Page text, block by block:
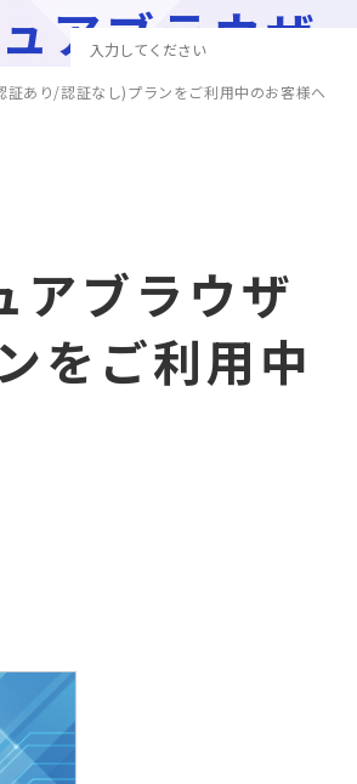
アブラウザ
証あり/認証なし)プランをご利用中のお客様へ
アブラウザ
をご利用中